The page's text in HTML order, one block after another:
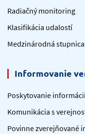
Radiačný monitoring
Klasifikácia udalostí
Medzinárodná stupnica
Informovanie
Poskytovanie
Komunikácia s
Povinne zverejňované